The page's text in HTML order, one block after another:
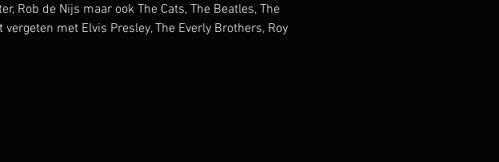
Rob de Nijs maar ook The Cats, The Beatles, The
met Elvis Presley, The Everly Brothers, Roy